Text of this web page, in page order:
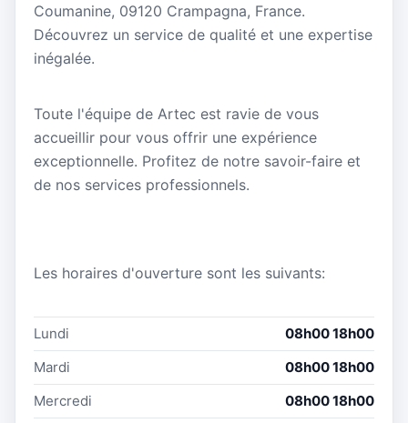
Coumanine, 09120 Crampagna, France.
Découvrez un service de qualité et une expertise
inégalée.
Toute l'équipe de Artec est ravie de vous
accueillir pour vous offrir une expérience
exceptionnelle. Profitez de notre savoir-faire et
de nos services professionnels.
Les horaires d'ouverture sont les suivants:
Lundi
08h00 18h00
Mardi
08h00 18h00
Mercredi
08h00 18h00